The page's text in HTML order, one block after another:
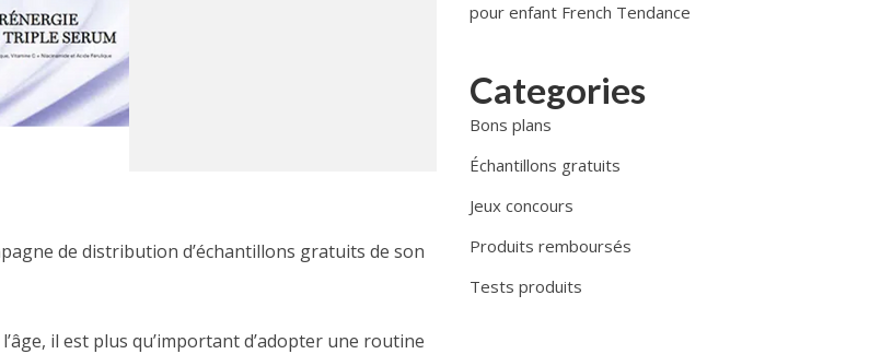
de distribution d’échantillons gratuits de son
il est plus qu’important d’adopter une routine
pour enfant French Tendance
Categories
Bons plans
Échantillons gratuits
Jeux concours
Produits remboursés
Tests produits